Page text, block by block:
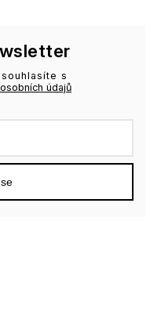
s
údajů